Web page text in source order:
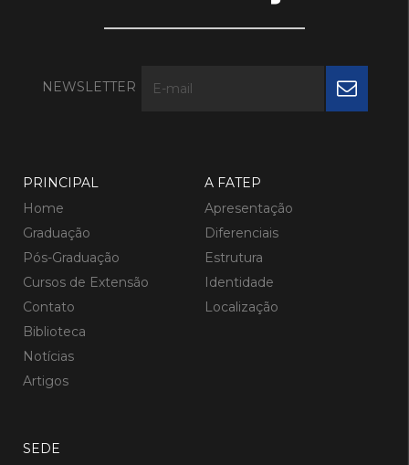
NEWSLETTER
PRINCIPAL
Home
Graduação
Pós-Graduação
Cursos de Extensão
Contato
Biblioteca
Notícias
Artigos
A FATEP
Apresentação
Diferenciais
Estrutura
Identidade
Localização
SEDE